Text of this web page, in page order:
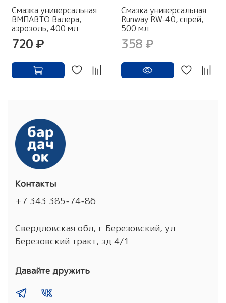
Смазка универсальная
ВМПАВТО Валера,
аэрозоль, 400 мл
720 ₽
Смазка универсальная
Runway RW-40, спрей,
500 мл
358 ₽
Контакты
+7 343 385-74-86
Свердловская обл, г Березовский, ул
Березовский тракт, зд 4/1
Давайте дружить